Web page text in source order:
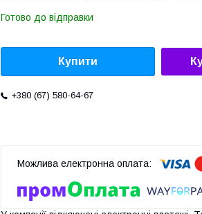
Готово до відправки
Купити
+380 (67) 580-64-67